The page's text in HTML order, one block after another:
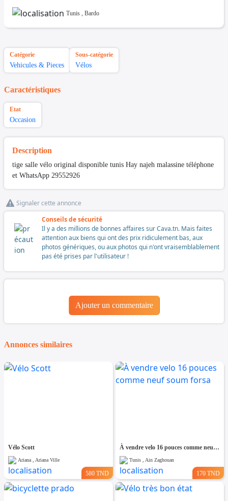
Tunis , Bardo
Catégorie
Vehicules & Pieces
Sous-catégorie
Vélos
Caractéristiques
Etat
Occasion
Description
tige salle vélo original disponible tunis Hay najeh malassine téléphone
et WhatsApp 29552926
Signaler cette annonce
Conseils de sécurité
Il y a des millions de bonnes affaires sur Cava.tn. Mais faites
attention aux biens qui ont des prix ridiculement bas, aux
photos génériques, ou aux photos qui n'ont vraisemblablement
pas été prises par l'utilisateur !
Ajouter un commentaire
Annonces similaires
Vélo Scott
Ariana , Ariana Ville
580 TND
À vendre velo 16 pouces comme neuf soum forsa
Tunis , Ain Zaghouan
170 TND